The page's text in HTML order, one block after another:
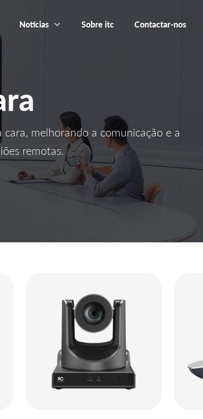
Notícias Sobre itc Contactar-nos
melhorando a comunicação e a
remotas.